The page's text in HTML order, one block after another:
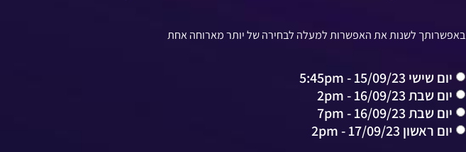
באפשרותך לשנות את האפשרות למעלה לבחירה של יותר מארוחה אחת
יום שישי 15/09/23 - 5:45pm
יום שבת 16/09/23 - 2pm
יום שבת 16/09/23 - 7pm
יום ראשון 17/09/23 - 2pm